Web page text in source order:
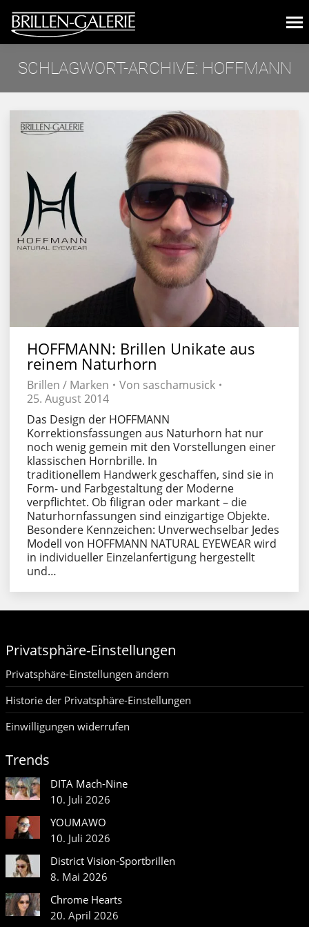
SCHLAGWORT-ARCHIVE: HOFFMANN
HOFFMANN: Brillen Unikate aus
reinem Naturhorn
Brillen / Marken Von saschamusick
25. August 2014
Das Design der HOFFMANN
Korrektionsfassungen aus Naturhorn hat nur
noch wenig gemein mit den Vorstellungen einer
klassischen Hornbrille. In
traditionellem Handwerk geschaffen, sind sie in
Form- und Farbgestaltung der Moderne
verpflichtet. Ob filigran oder markant – die
Naturhornfassungen sind einzigartige Objekte.
Besondere Kennzeichen: Unverwechselbar Jedes
Modell von HOFFMANN NATURAL EYEWEAR wird
in individueller Einzelanfertigung hergestellt
und…
Privatsphäre-Einstellungen
Privatsphäre-Einstellungen ändern
Historie der Privatsphäre-Einstellungen
Einwilligungen widerrufen
Trends
DITA Mach-Nine
10. Juli 2026
YOUMAWO
10. Juli 2026
District Vision-Sportbrillen
8. Mai 2026
Chrome Hearts
20. April 2026